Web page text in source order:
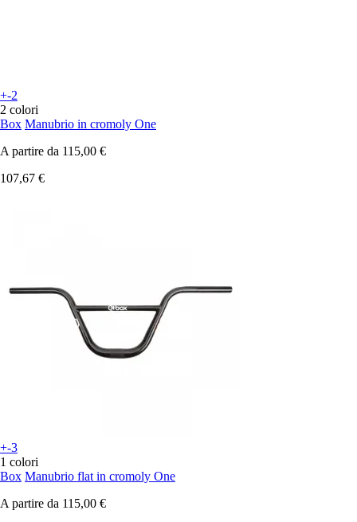
+-2
2 colori
Box Manubrio in cromoly One
A partire da 115,00 €
107,67 €
+-3
1 colori
Box Manubrio flat in cromoly One
A partire da 115,00 €